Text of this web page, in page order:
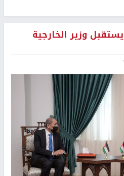
وزير الخارجية